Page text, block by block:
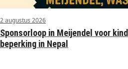
2 augustus 2026
Sponsorloop in Meijendel voor
beperking in Nepal